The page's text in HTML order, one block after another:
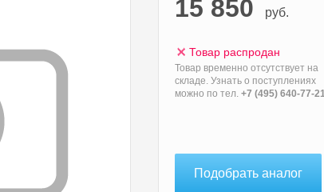
15 850 руб.
Товар распродан
Товар временно отсутствует на
складе. Узнать о поступлениях
можно по тел. +7 (495) 640-77-
Подобрать аналог